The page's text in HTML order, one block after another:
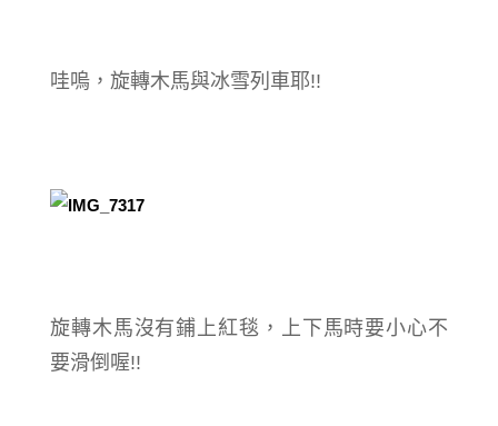
哇嗚，旋轉木馬與冰雪列車耶!!
旋轉木馬沒有鋪上紅毯，上下馬時要小心不
要滑倒喔!!